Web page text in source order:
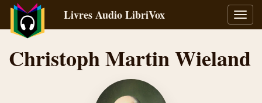
la
Livres Audio LibriVox
Christoph Martin Wieland